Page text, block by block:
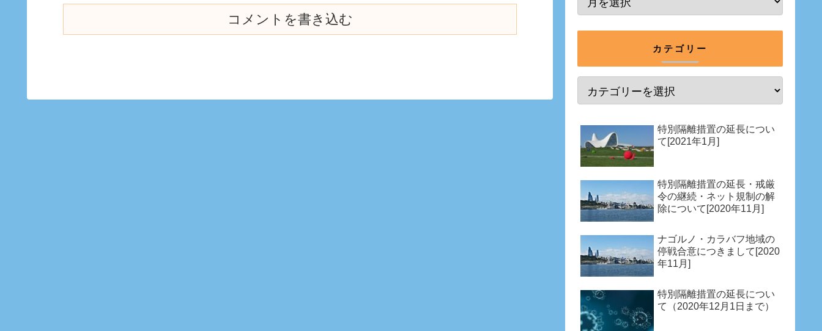
コメントを書き込む
カテゴリー
特別隔離措置の延長につい
て[2021年1月]
特別隔離措置の延長・戒厳
令の継続・ネット規制の解
除について[2020年11月]
ナゴルノ・カラバフ地域の
停戦合意につきまして[2020
年11月]
特別隔離措置の延長につい
て（2020年12月1日まで）